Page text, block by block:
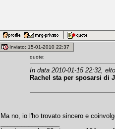
Inviato: 15-01-2010 22:37
quote:
In data 2010-01-15 22:32,
Rachel sta per sposarsi di
Ma no, io l'ho trovato sincero e